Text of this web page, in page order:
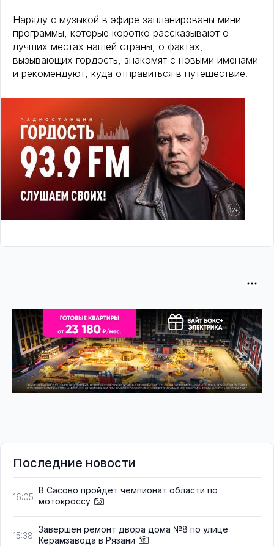
Наряду с музыкой в эфире запланированы мини-
программы, которые коротко рассказывают о
лучших местах нашей страны, о фактах,
вызывающих гордость, знакомят с новыми именами
и рекомендуют, куда отправиться в путешествие.
Последние новости
16:05
В Сасово пройдёт чемпионат области по
мотокроссу
15:38
Завершён ремонт двора дома №8 по улице
Керамзавода в Рязани